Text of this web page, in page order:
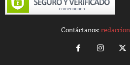
Contáctanos: